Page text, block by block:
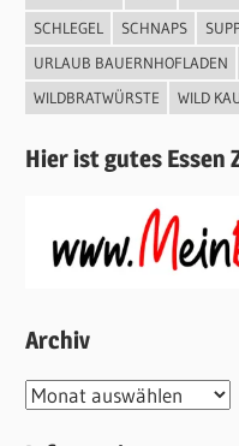
SCHLEGEL
SCHNAPS
URLAUB BAUERNHOFLADEN
WILDBRATWÜRSTE
WILD
Hier ist gutes Essen
Archiv
Archiv